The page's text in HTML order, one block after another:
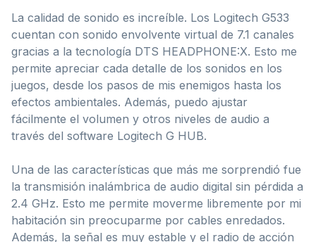
La calidad de sonido es increíble. Los Logitech G533
cuentan con sonido envolvente virtual de 7.1 canales
gracias a la tecnología DTS HEADPHONE:X. Esto me
permite apreciar cada detalle de los sonidos en los
juegos, desde los pasos de mis enemigos hasta los
efectos ambientales. Además, puedo ajustar
fácilmente el volumen y otros niveles de audio a
través del software Logitech G HUB.
Una de las características que más me sorprendió fue
la transmisión inalámbrica de audio digital sin pérdida a
2.4 GHz. Esto me permite moverme libremente por mi
habitación sin preocuparme por cables enredados.
Además, la señal es muy estable y el radio de acción